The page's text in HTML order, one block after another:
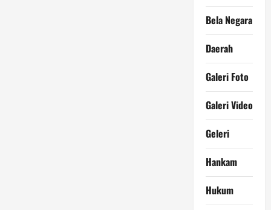
Bela Negara
Daerah
Galeri Foto
Galeri Video
Geleri
Hankam
Hukum